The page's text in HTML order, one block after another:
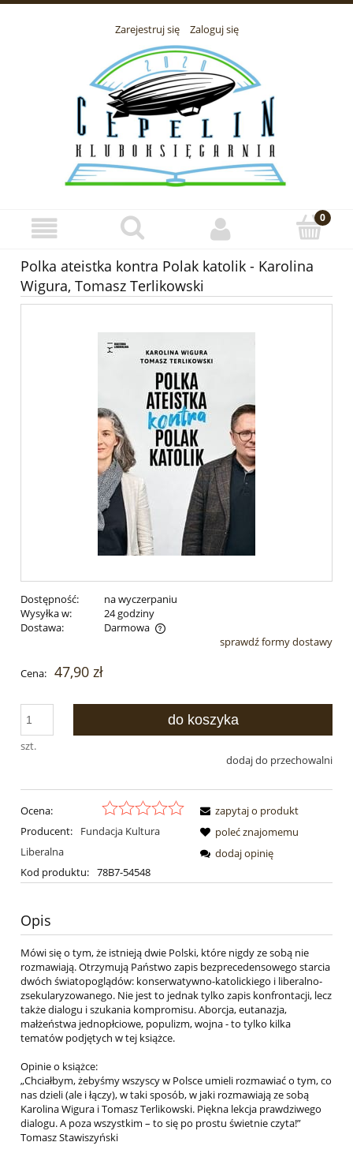
Zarejestruj się Zaloguj się
Polka ateistka kontra Polak katolik - Karolina
Wigura, Tomasz Terlikowski
Dostępność:
na wyczerpaniu
Wysyłka w:
24 godziny
Dostawa:
Darmowa
Cena nie zawiera ewentualnych kosztów płatnościsprawdź formy dostawy
Cena: 47,90 zł
szt.
do koszyka
dodaj do przechowalni
Ocena:
Producent:
Fundacja Kultura
Liberalna
Kod produktu: 78B7-54548
zapytaj o produkt
poleć znajomemu
dodaj opinię
Opis
Mówi się o tym, że istnieją dwie Polski, które nigdy ze sobą nie
rozmawiają. Otrzymują Państwo zapis bezprecedensowego starcia
dwóch światopoglądów: konserwatywno-katolickiego i liberalno-
zsekularyzowanego. Nie jest to jednak tylko zapis konfrontacji, lecz
także dialogu i szukania kompromisu. Aborcja, eutanazja,
małżeństwa jednopłciowe, populizm, wojna - to tylko kilka
tematów podjętych w tej książce.
Opinie o książce:
„Chciałbym, żebyśmy wszyscy w Polsce umieli rozmawiać o tym, co
nas dzieli (ale i łączy), w taki sposób, w jaki rozmawiają ze sobą
Karolina Wigura i Tomasz Terlikowski. Piękna lekcja prawdziwego
dialogu. A poza wszystkim – to się po prostu świetnie czyta!”
Tomasz Stawiszyński